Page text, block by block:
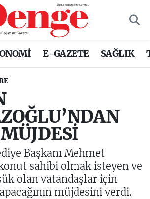
E-GAZETE SAĞLIK
Başkanı Mehmet
sahibi olmak isteyen ve
olan vatandaşlar için
müjdesini verdi.
Durumu ve Fikstür
Haberleri